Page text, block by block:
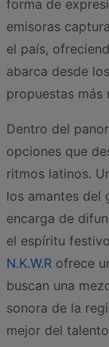
forma de
emisoras
el país,
abarca desde
propuestas más
Dentro del
opciones que
ritmos latinos.
los amantes del
encarga de
el espíritu
N.K.W.R ofrece
buscan una
sonora de la
mejor del